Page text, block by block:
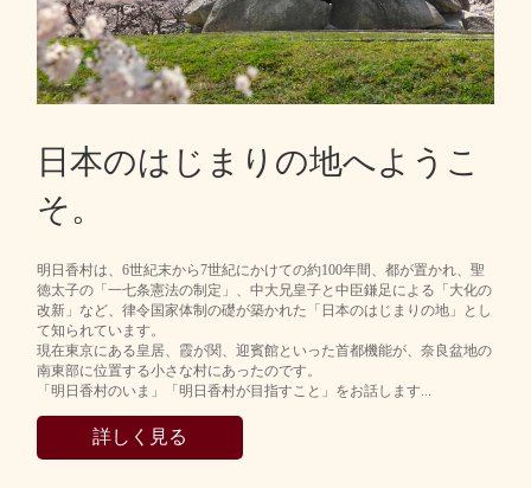
日本のはじまりの地へようこ
そ。
明日香村は、6世紀末から7世紀にかけての約100年間、都が置かれ、聖
徳太子の「一七条憲法の制定」、中大兄皇子と中臣鎌足による「大化の
改新」など、律令国家体制の礎が築かれた「日本のはじまりの地」とし
て知られています。
現在東京にある皇居、霞が関、迎賓館といった首都機能が、奈良盆地の
南東部に位置する小さな村にあったのです。
「明日香村のいま」「明日香村が目指すこと」をお話します...
詳しく見る